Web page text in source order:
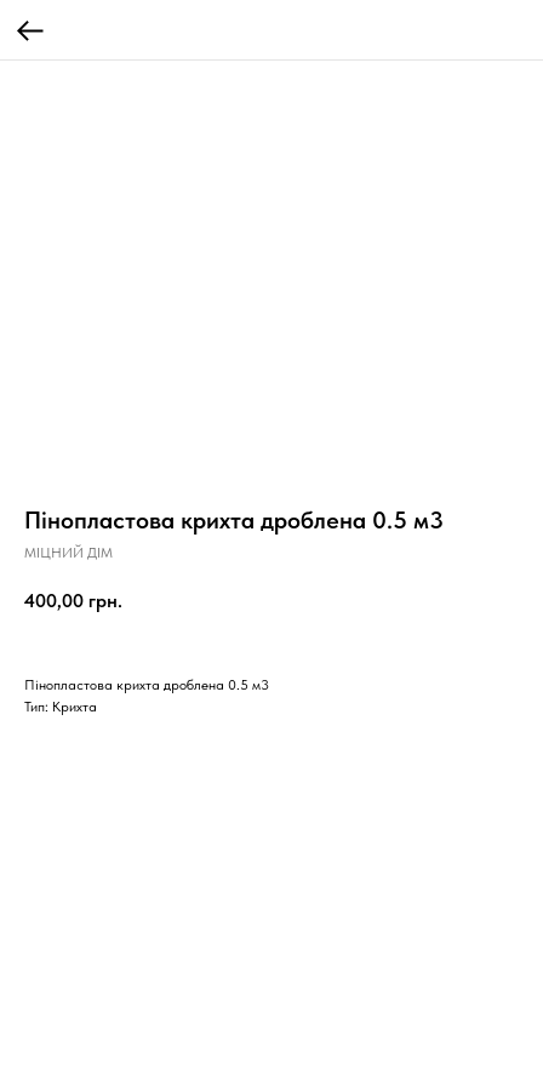
Пінопластова крихта дроблена 0.5 м3
МІЦНИЙ ДІМ
400,00 грн.
Пінопластова крихта дроблена 0.5 м3
Тип: Крихта